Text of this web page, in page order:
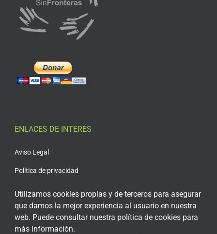
ENLACES DE INTERÉS
Aviso Legal
Política de privacidad
Política de cookies
Condiciones generales de contratación
Utilizamos cookies propias y de terceros para asegurar
que damos la mejor experiencia al usuario en nuestra
web. Puede consultar nuestra política de cookies para
más información.